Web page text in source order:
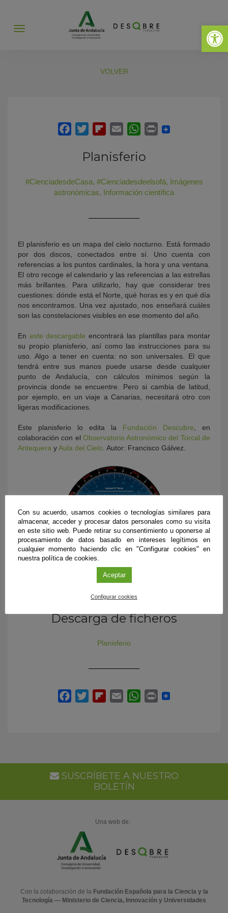
Abrir
Abrir
VOLVER
Planisferio
#CienciadesdeCasa, #Cienciadesdeelsofá, Imágenes
astronómicas, Información científica
El planisferio es un mapa del cielo nocturno. Está formado
por dos discos, conectados entre sí. Uno cuenta con
referencias a los puntos cardinales, la hora y una ventana.
El otro recoge el calendario y las referencias a las estrellas
más brillantes. Para utilizarlo, hay que considerar tres
cuestiones: dónde está el Norte, qué horas es y en qué día
nos encontramos. Una vez ajustado, nos enseñará cuáles
son las constelaciones visibles en ese momento del año.
En este descargable encontrará las plantillas para montar
su propio planisferio, así como las instrucciones para su
uso. Algo a tener en cuenta: no son universales. El que
tendrá entre sus manos puede usarse desde cualquier
punto de Andalucía, con cálculos mínimos según la
provincia donde se encuentre. Pero si cambia de latitud,
por ejemplo, en un viaje a Canarias, necesitará otro con
ligeras modificaciones.
Este planisferio lo edita la Fundación Descubre , en
colaboración con el Observatorio Astronómico del Torcal de
Antequera yAula del Cielo . Autor: Francisco Gálvez.
Descarga de ficheros
Planisferio
SUSCRÍBETE A NUESTRO
BOLETÍN
Una web de:
Con la colaboración de la Fundación Española para la Ciencia y la
Tecnología — Ministerio de Ciencia, Innovación y Universidades
Con su acuerdo, usamos cookies o tecnologías similares para
almacenar, acceder y procesar datos personales como su visita
en este sitio web. Puede retirar su consentimiento u oponerse al
procesamiento de datos basado en intereses legítimos en
cualquier momento haciendo clic en "Configurar cookies" en
nuestra política de cookies.
Aceptar
Configurar cookies